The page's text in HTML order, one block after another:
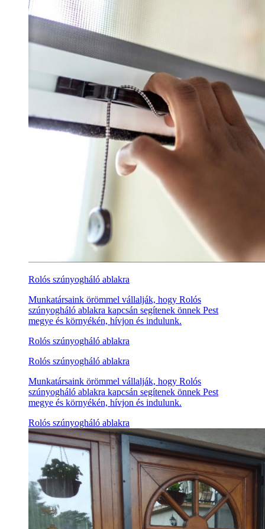
Rolós szúnyogháló ablakra
Munkatársaink örömmel vállalják, hogy Rolós
szúnyogháló ablakra kapcsán segítenek önnek Pest
megye és környékén, hívjon és indulunk.
Rolós szúnyogháló ablakra
Rolós szúnyogháló ablakra
Munkatársaink örömmel vállalják, hogy Rolós
szúnyogháló ablakra kapcsán segítenek önnek Pest
megye és környékén, hívjon és indulunk.
Rolós szúnyogháló ablakra